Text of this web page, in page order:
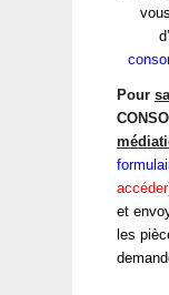
Pour
accéder
et
les